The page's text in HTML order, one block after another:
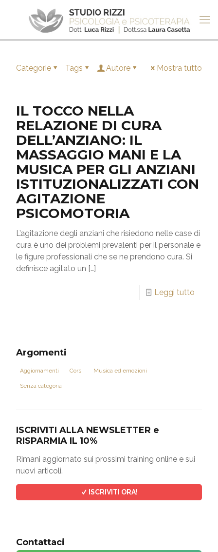
Categorie Tags Autore Mostra tutto
IL TOCCO NELLA
RELAZIONE DI CURA
DELL’ANZIANO: IL
MASSAGGIO MANI E LA
MUSICA PER GLI ANZIANI
ISTITUZIONALIZZATI CON
AGITAZIONE
PSICOMOTORIA
L’agitazione degli anziani che risiedono nelle case di
cura è uno dei problemi prevalenti per il personale e
le figure professionali che se ne prendono cura. Si
definisce agitato un […]
Leggi tutto
Argomenti
Aggiornamenti Corsi Musica ed emozioni
Senza categoria
ISCRIVITI ALLA NEWSLETTER e
RISPARMIA IL 10%
Rimani aggiornato sui prossimi training online e sui
nuovi articoli.
ISCRIVITI ORA!
Contattaci